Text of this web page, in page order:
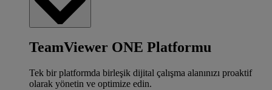
TeamViewer ONE Platformu
Tek bir platformda birleşik dijital çalışma alanınızı proaktif
olarak yönetin ve optimize edin.